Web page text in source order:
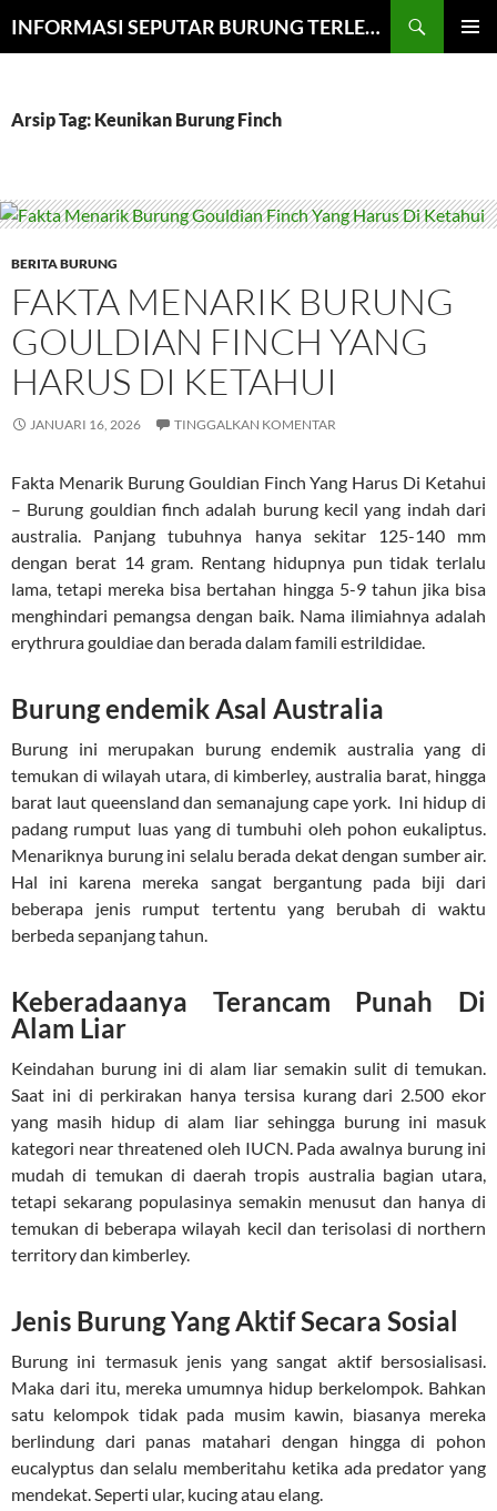
INFORMASI SEPUTAR BURUNG TERLENGKAP
Arsip Tag: Keunikan Burung Finch
BERITA BURUNG
FAKTA MENARIK BURUNG
GOULDIAN FINCH YANG
HARUS DI KETAHUI
JANUARI 16, 2026 TINGGALKAN KOMENTAR
Fakta Menarik Burung Gouldian Finch Yang Harus Di Ketahui
– Burung gouldian finch adalah burung kecil yang indah dari
australia. Panjang tubuhnya hanya sekitar 125-140 mm
dengan berat 14 gram. Rentang hidupnya pun tidak terlalu
lama, tetapi mereka bisa bertahan hingga 5-9 tahun jika bisa
menghindari pemangsa dengan baik. Nama ilimiahnya adalah
erythrura gouldiae dan berada dalam famili estrildidae.
Burung endemik Asal Australia
Burung ini merupakan burung endemik australia yang di
temukan di wilayah utara, di kimberley, australia barat, hingga
barat laut queensland dan semanajung cape york. Ini hidup di
padang rumput luas yang di tumbuhi oleh pohon eukaliptus.
Menariknya burung ini selalu berada dekat dengan sumber air.
Hal ini karena mereka sangat bergantung pada biji dari
beberapa jenis rumput tertentu yang berubah di waktu
berbeda sepanjang tahun.
Keberadaanya Terancam Punah Di
Alam Liar
Keindahan burung ini di alam liar semakin sulit di temukan.
Saat ini di perkirakan hanya tersisa kurang dari 2.500 ekor
yang masih hidup di alam liar sehingga burung ini masuk
kategori near threatened oleh IUCN. Pada awalnya burung ini
mudah di temukan di daerah tropis australia bagian utara,
tetapi sekarang populasinya semakin menusut dan hanya di
temukan di beberapa wilayah kecil dan terisolasi di northern
territory dan kimberley.
Jenis Burung Yang Aktif Secara Sosial
Burung ini termasuk jenis yang sangat aktif bersosialisasi.
Maka dari itu, mereka umumnya hidup berkelompok. Bahkan
satu kelompok tidak pada musim kawin, biasanya mereka
berlindung dari panas matahari dengan hingga di pohon
eucalyptus dan selalu memberitahu ketika ada predator yang
mendekat. Seperti ular, kucing atau elang.